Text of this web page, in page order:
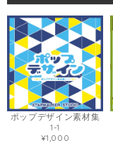
ポップデザイン素材集
1-1
¥1,000